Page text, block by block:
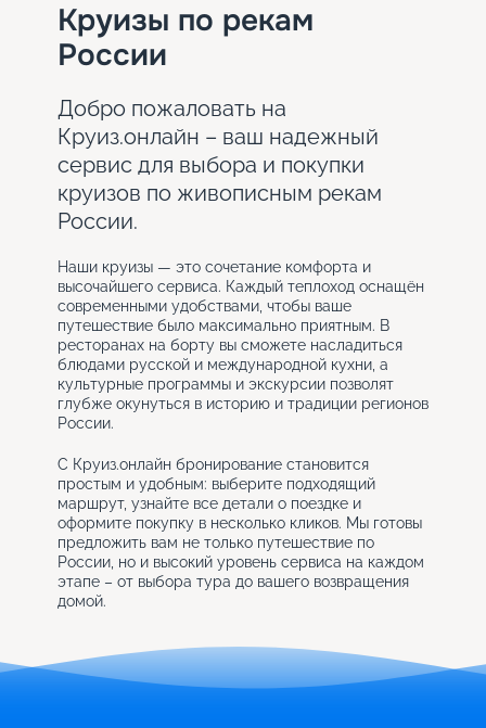
Круизы по рекам
России
Добро пожаловать на
Круиз.онлайн – ваш надежный
сервис для выбора и покупки
круизов по живописным рекам
России.
Наши круизы — это сочетание комфорта и
высочайшего сервиса. Каждый теплоход оснащён
современными удобствами, чтобы ваше
путешествие было максимально приятным. В
ресторанах на борту вы сможете насладиться
блюдами русской и международной кухни, а
культурные программы и экскурсии позволят
глубже окунуться в историю и традиции регионов
России.
С Круиз.онлайн бронирование становится
простым и удобным: выберите подходящий
маршрут, узнайте все детали о поездке и
оформите покупку в несколько кликов. Мы готовы
предложить вам не только путешествие по
России, но и высокий уровень сервиса на каждом
этапе – от выбора тура до вашего возвращения
домой.